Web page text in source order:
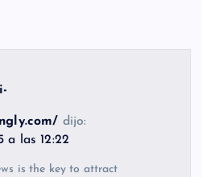
dijo:
a las 12:22
is the key to attract